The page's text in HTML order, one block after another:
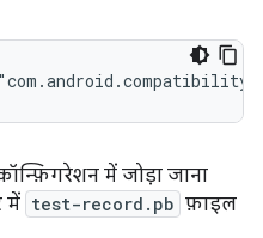
में जोड़ा जाना
में test-record.pb फ़ाइल